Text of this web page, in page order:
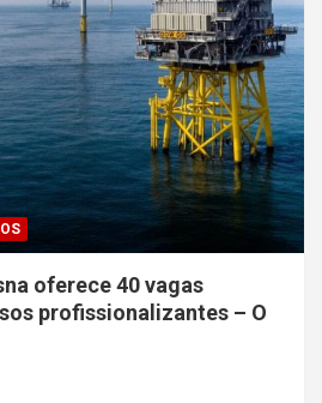
oferece 40 vagas
profissionalizantes – O